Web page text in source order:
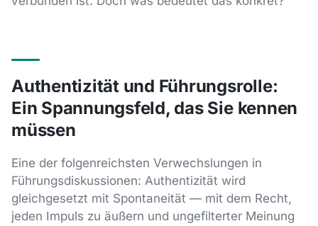
Authentizität und Führungsrolle:
Ein Spannungsfeld, das Sie kennen
müssen
Eine der folgenreichsten Verwechslungen in
Führungsdiskussionen: Authentizität wird
gleichgesetzt mit Spontaneität — mit dem Recht,
jeden Impuls zu äußern und ungefilterter Meinung